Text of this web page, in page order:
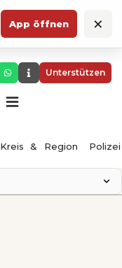
App öffnen ×
Unterstützen
Kreis & Region Polizei